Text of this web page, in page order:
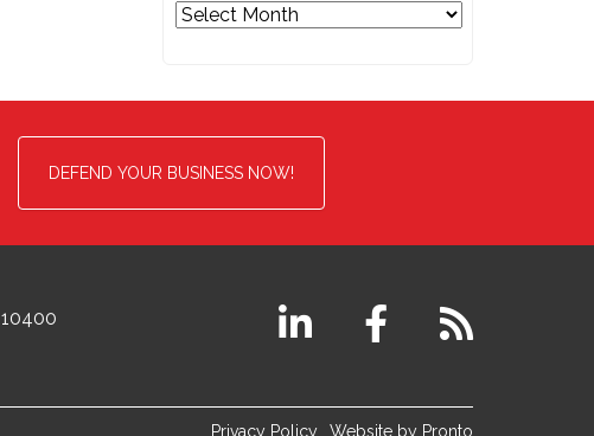
Archives
DEFEND YOUR BUSINESS NOW!
10400
Privacy Policy Website by Pronto